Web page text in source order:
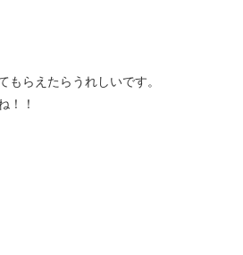
もらえたらうれしいです。
！！